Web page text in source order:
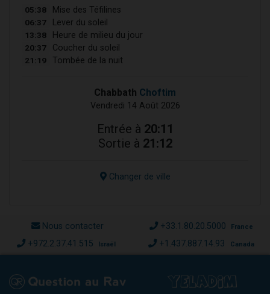
05:38 Mise des Téfilines
06:37 Lever du soleil
13:38 Heure de milieu du jour
20:37 Coucher du soleil
21:19 Tombée de la nuit
Chabbath Choftim
Vendredi 14 Août 2026
Entrée à 20:11
Sortie à 21:12
Changer de ville
Nous contacter +33.1.80.20.5000 France
+972.2.37.41.515 Israël +1.437.887.14.93 Canada